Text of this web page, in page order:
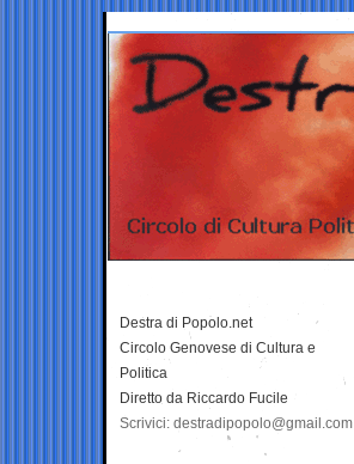
Destra di Popolo.net
Circolo Genovese di Cultura e
Politica
Diretto da Riccardo Fucile
Scrivici: destradipopolo@gmail.com